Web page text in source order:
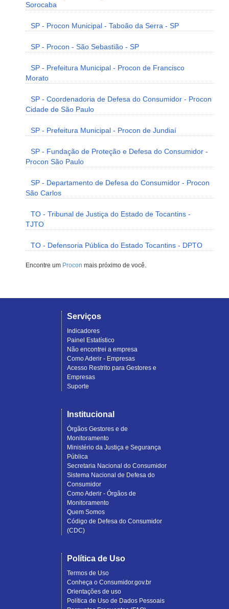
Sorocaba
SP - Procon Municipal - Taboão da Serra - SP
SP - Procon - São Sebastião - SP
SP - Prefeitura Municipal - Procon de Francisco
Morato
SP - Coordenadoria de Defesa do Consumidor - Procon
Cidade de São Paulo
SP - Prefeitura Municipal - Procon de Jundiaí
SP - Fundação de Proteção e Defesa do Consumidor -
Procon São Paulo
SP - Departamento de Defesa do Consumidor - Procon
São Carlos
TO - Tribunal de Justiça do Estado de Tocantins -
TJTO
TO - Defensoria Pública do Estado Tocantins - DPTO
Encontre um Procon mais próximo de você.
Serviços
Indicadores
Painel Estatístico
Não encontrei a empresa
Como Aderir - Empresas
Acesso Restrito para Gestores e
Empresas
Suporte
Institucional
Órgãos Gestores e de
Monitoramento
Ministério da Justiça e Segurança
Pública
Secretaria Nacional do Consumidor
Sistema Nacional de Defesa do
Consumidor
Como Aderir - Órgãos de
Monitoramento
Quem Somos
Código de Defesa do Consumidor
(CDC)
Política de Uso
Termos de Uso
Conheça o Consumidor.gov.br
Orientações de uso
Política de Uso de Dados Pessoais